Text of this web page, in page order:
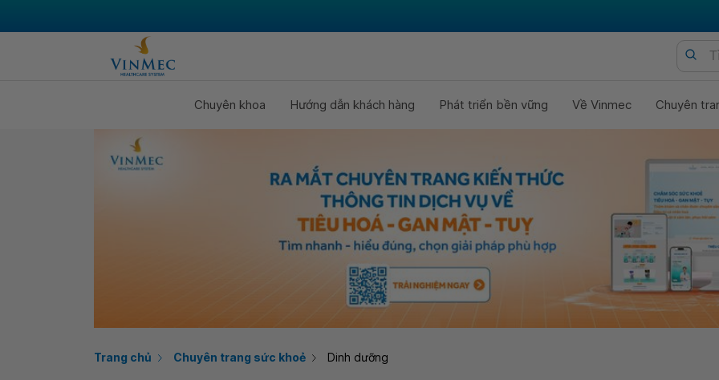
Chuyên khoa Hướng dẫn khách hàng Phát triển bền vững Về Vinmec Chuyên
Trang chủ Chuyên trang sức khoẻ Dinh dưỡng